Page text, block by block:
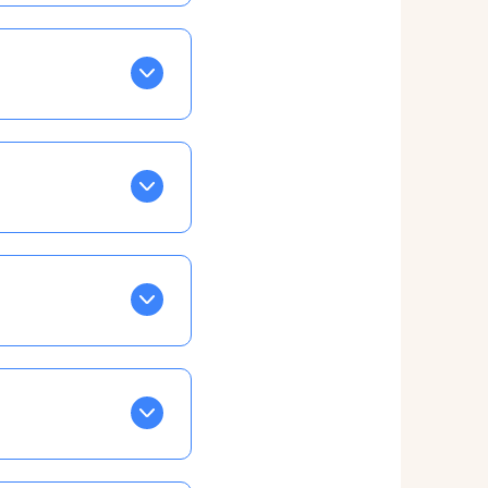
Tapez sur celle
EN VERT
la semaine, mais
ainsi vous
taux horaire
confirmations par
ce qui ne vous
à cet effet